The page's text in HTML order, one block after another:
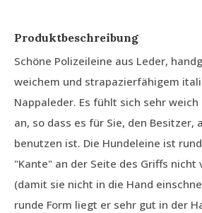
Produktbeschreibung
Schöne Polizeileine aus Leder,
weichem und strapazierfähigem
Nappaleder. Es fühlt sich sehr
an, so dass es für Sie, den Besitzer,
benutzen ist. Die Hundeleine ist
"Kante" an der Seite des Griffs
(damit sie nicht in die Hand
runde Form liegt er sehr gut in der